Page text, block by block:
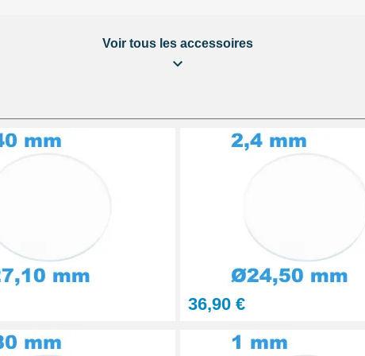
6 seringues
Voir tous les accessoires
36,90 €